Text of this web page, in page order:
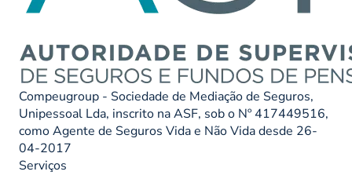
Compeugroup - Sociedade de Mediação de Seguros,
Unipessoal Lda, inscrito na ASF, sob o Nº 417449516,
como Agente de Seguros Vida e Não Vida desde 26-
04-2017
Serviços